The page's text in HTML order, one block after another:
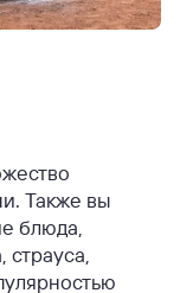
Также вы
блюда,